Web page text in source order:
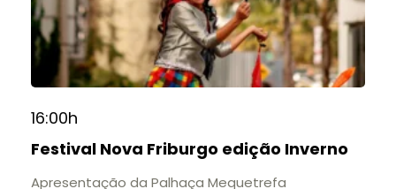
16:00h
Festival Nova Friburgo edição Inverno
Apresentação da Palhaça Mequetrefa